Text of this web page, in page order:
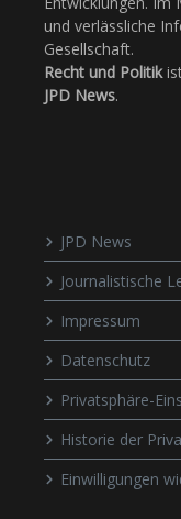
und verlässliche
Gesellschaft.
Recht und Politik
JPD News.
JPD News
Journalistische
Impressum
Datenschutz
Privatsphäre-
Historie der
Einwilligungen